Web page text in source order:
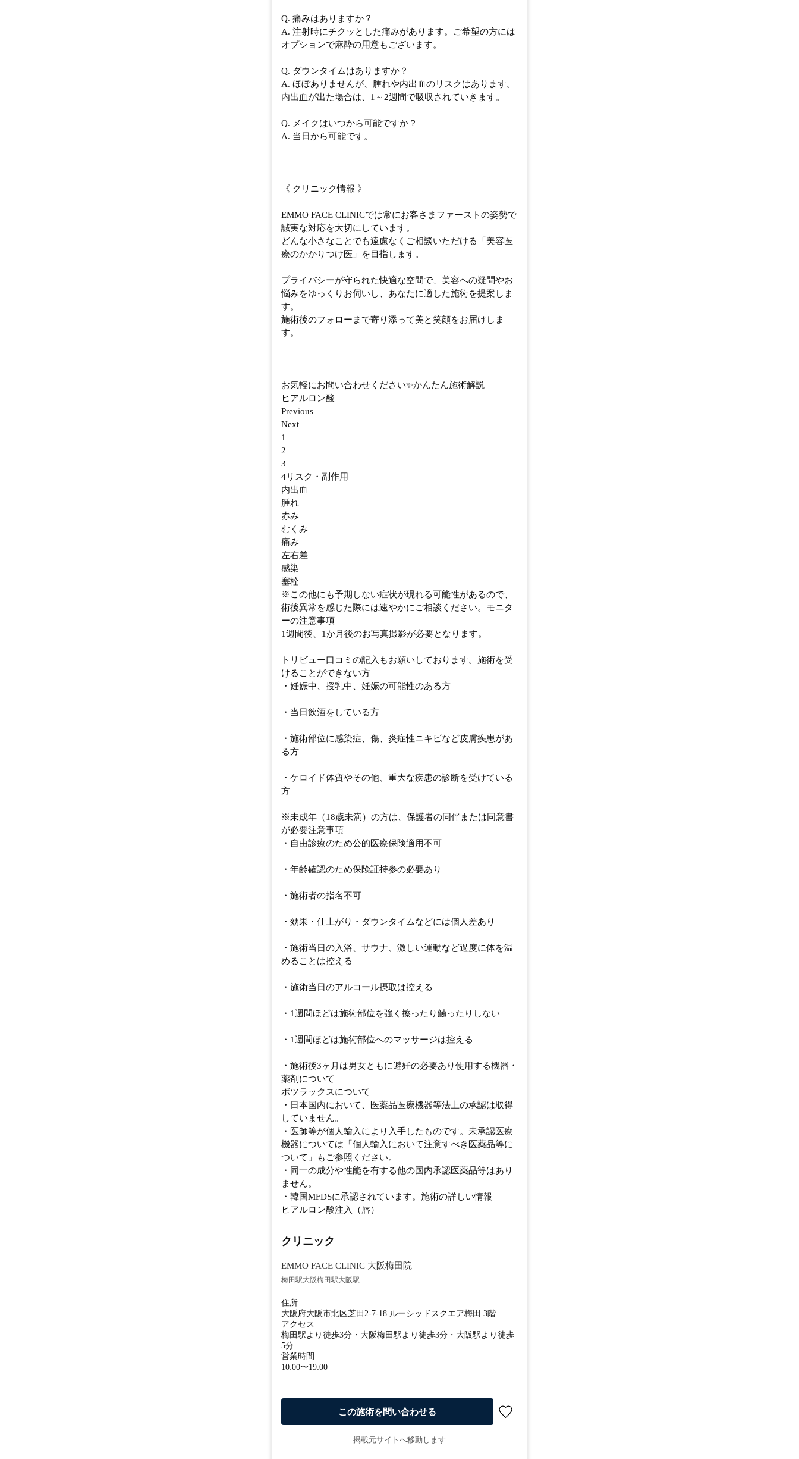
Q. 痛みはありますか？
A. 注射時にチクッとした痛みがあります。ご希望の方には
オプションで麻酔の用意もございます。
Q. ダウンタイムはありますか？
A. ほぼありませんが、腫れや内出血のリスクはあります。
内出血が出た場合は、1～2週間で吸収されていきます。
Q. メイクはいつから可能ですか？
A. 当日から可能です。
《 クリニック情報 》
EMMO FACE CLINICでは常にお客さまファーストの姿勢で
誠実な対応を大切にしています。
どんな小さなことでも遠慮なくご相談いただける「美容医
療のかかりつけ医」を目指します。
プライバシーが守られた快適な空間で、美容への疑問やお
悩みをゆっくりお伺いし、あなたに適した施術を提案しま
す。
施術後のフォローまで寄り添って美と笑顔をお届けしま
す。
お気軽にお問い合わせください✨かんたん施術解説
ヒアルロン酸
Previous
Next
1
2
3
4リスク・副作用
内出血
腫れ
赤み
むくみ
痛み
左右差
感染
塞栓
※この他にも予期しない症状が現れる可能性があるので、
術後異常を感じた際には速やかにご相談ください。モニタ
ーの注意事項
1週間後、1か月後のお写真撮影が必要となります。
トリビュー口コミの記入もお願いしております。施術を受
けることができない方
・妊娠中、授乳中、妊娠の可能性のある方
・当日飲酒をしている方
・施術部位に感染症、傷、炎症性ニキビなど皮膚疾患があ
る方
・ケロイド体質やその他、重大な疾患の診断を受けている
方
※未成年（18歳未満）の方は、保護者の同伴または同意書
が必要注意事項
・自由診療のため公的医療保険適用不可
・年齢確認のため保険証持参の必要あり
・施術者の指名不可
・効果・仕上がり・ダウンタイムなどには個人差あり
・施術当日の入浴、サウナ、激しい運動など過度に体を温
めることは控える
・施術当日のアルコール摂取は控える
・1週間ほどは施術部位を強く擦ったり触ったりしない
・1週間ほどは施術部位へのマッサージは控える
・施術後3ヶ月は男女ともに避妊の必要あり使用する機器・
薬剤について
ボツラックスについて
・日本国内において、医薬品医療機器等法上の承認は取得
していません。
・医師等が個人輸入により入手したものです。未承認医療
機器については「個人輸入において注意すべき医薬品等に
ついて」もご参照ください。
・同一の成分や性能を有する他の国内承認医薬品等はあり
ません。
・韓国MFDSに承認されています。施術の詳しい情報
ヒアルロン酸注入（唇）
クリニック
EMMO FACE CLINIC 大阪梅田院
梅田駅大阪梅田駅大阪駅
住所
大阪府大阪市北区芝田2-7-18 ルーシッドスクエア梅田 3階
アクセス
梅田駅より徒歩3分・大阪梅田駅より徒歩3分・大阪駅より徒歩
5分
営業時間
10:00〜19:00
この施術を問い合わせる
掲載元サイトへ移動します